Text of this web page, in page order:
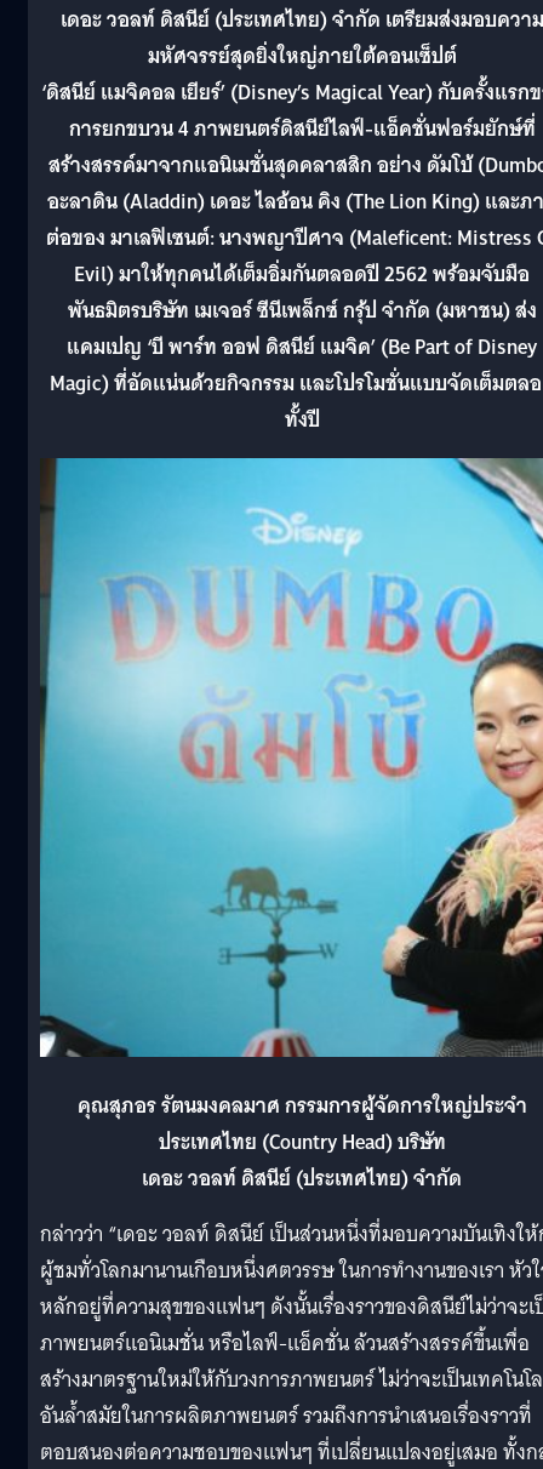
เดอะ วอลท์ ดิสนีย์ (ประเทศไทย) จำกัด เตรียมส่งมอบความ
มหัศจรรย์สุดยิ่งใหญ่ภายใต้คอนเซ็ปต์
‘ดิสนีย์ แมจิคอล เยียร์’ (Disney’s Magical Year) กับครั้งแรก
การยกขบวน 4 ภาพยนตร์ดิสนีย์ไลฟ์-แอ็คชั่นฟอร์มยักษ์ที่
สร้างสรรค์มาจากแอนิเมชั่นสุดคลาสสิก อย่าง ดัมโบ้
อะลาดิน (Aladdin)เดอะ ไลอ้อน คิง (The Lion King)และภ
ต่อของมาเลฟิเซนต์: นางพญาปีศาจ (Maleficent: Mistress
Evil) มาให้ทุกคนได้เต็มอิ่มกันตลอดปี 2562 พร้อมจับมือ
พันธมิตรบริษัท เมเจอร์ ซีนีเพล็กซ์ กรุ้ป จำกัด (มหาชน) ส่ง
แคมเปญ ‘บี พาร์ท ออฟ ดิสนีย์ แมจิค’ (Be Part of Disney
Magic) ที่อัดแน่นด้วยกิจกรรม และโปรโมชั่นแบบจัดเต็มตล
ทั้งปี
คุณสุภอร รัตนมงคลมาศ กรรมการผู้จัดการใหญ่ประจำ
ประเทศไทย (Country Head) บริษัท
เดอะ วอลท์ ดิสนีย์ (ประเทศไทย) จำกัด
กล่าวว่า “เดอะ วอลท์ ดิสนีย์ เป็นส่วนหนึ่งที่มอบความบันเทิงใ
ผู้ชมทั่วโลกมานานเกือบหนึ่งศตวรรษ ในการทำงานของเรา หัว
หลักอยู่ที่ความสุขของแฟนๆ ดังนั้นเรื่องราวของดิสนีย์ไม่ว่าจะเ
ภาพยนตร์แอนิเมชั่น หรือไลฟ์-แอ็คชั่น ล้วนสร้างสรรค์ขึ้นเพื่อ
สร้างมาตรฐานใหม่ให้กับวงการภาพยนตร์ ไม่ว่าจะเป็นเทคโนโ
อันล้ำสมัยในการผลิตภาพยนตร์ รวมถึงการนำเสนอเรื่องราวที่
ตอบสนองต่อความชอบของแฟนๆ ที่เปลี่ยนแปลงอยู่เสมอ ทั้ง